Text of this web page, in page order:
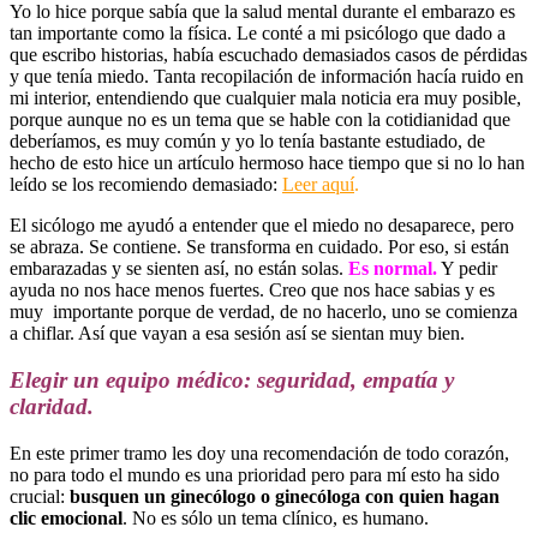
Yo lo hice porque sabía que la salud mental durante el embarazo es
tan importante como la física. Le conté a mi psicólogo que dado a
que escribo historias, había escuchado demasiados casos de pérdidas
y que tenía miedo. Tanta recopilación de información hacía ruido en
mi interior, entendiendo que cualquier mala noticia era muy posible,
porque aunque no es un tema que se hable con la cotidianidad que
deberíamos, es muy común y yo lo tenía bastante estudiado, de
hecho de esto hice un artículo hermoso hace tiempo que si no lo han
leído se los recomiendo demasiado: Leer aquí.
El sicólogo me ayudó a entender que el miedo no desaparece, pero
se abraza. Se contiene. Se transforma en cuidado. Por eso, si están
embarazadas y se sienten así, no están solas. Es normal.Y pedir
ayuda no nos hace menos fuertes. Creo que nos hace sabias y es
muy importante porque de verdad, de no hacerlo, uno se comienza
a chiflar. Así que vayan a esa sesión así se sientan muy bien.
Elegir un equipo médico: seguridad, empatía y
claridad.
En este primer tramo les doy una recomendación de todo corazón,
no para todo el mundo es una prioridad pero para mí esto ha sido
crucial: busquen un ginecólogo o ginecóloga con quien hagan
clic emocional. No es sólo un tema clínico, es humano.